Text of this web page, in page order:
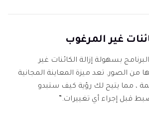
غير المرغوب
بسهولة إزالة الكائنات غير
من الصور. تعد ميزة المعاينة المجانية
، مما يتيح لك رؤية كيف ستبدو
قبل إجراء أي تغييرات.”